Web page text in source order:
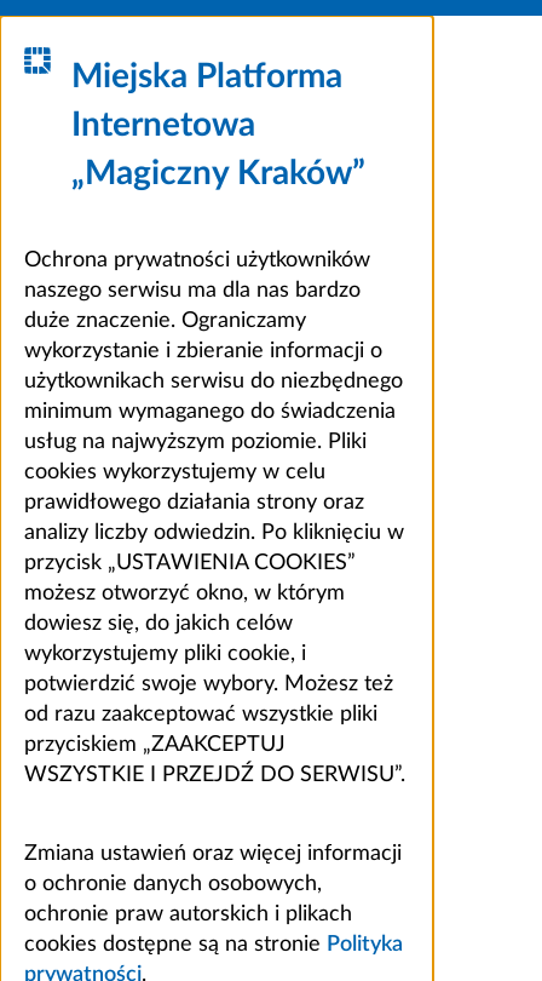
Miejska Platforma
Internetowa
„Magiczny Kraków”
Ochrona prywatności użytkowników
naszego serwisu ma dla nas bardzo
duże znaczenie. Ograniczamy
wykorzystanie i zbieranie informacji o
użytkownikach serwisu do niezbędnego
minimum wymaganego do świadczenia
usług na najwyższym poziomie. Pliki
cookies wykorzystujemy w celu
prawidłowego działania strony oraz
analizy liczby odwiedzin. Po kliknięciu w
przycisk „USTAWIENIA COOKIES”
możesz otworzyć okno, w którym
dowiesz się, do jakich celów
wykorzystujemy pliki cookie, i
potwierdzić swoje wybory. Możesz też
od razu zaakceptować wszystkie pliki
przyciskiem „ZAAKCEPTUJ
WSZYSTKIE I PRZEJDŹ DO SERWISU”.
Zmiana ustawień oraz więcej informacji
o ochronie danych osobowych,
ochronie praw autorskich i plikach
cookies dostępne są na stronie Polityka
prywatności.